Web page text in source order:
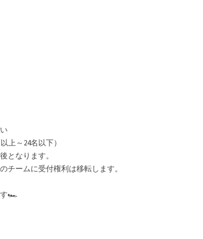
～24名以下）
なります。
ームに受付権利は移転します。
す🏎